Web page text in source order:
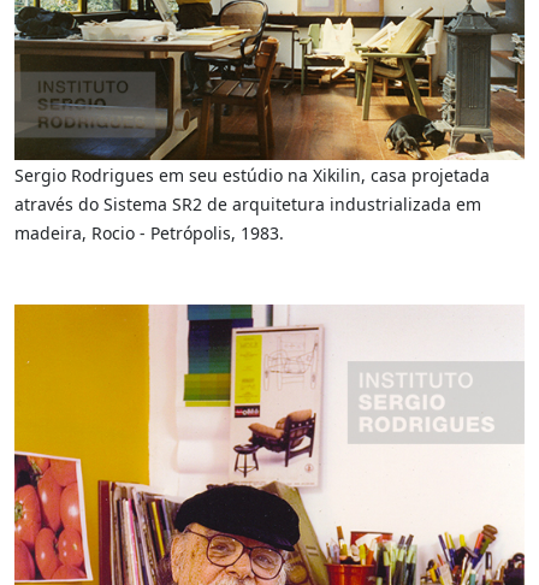
Sergio Rodrigues em seu estúdio na Xikilin, casa projetada
através do Sistema SR2 de arquitetura industrializada em
madeira, Rocio - Petrópolis, 1983.